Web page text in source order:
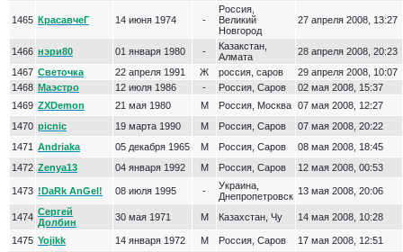
1465 КрасавчеГ 14 июня 1974 -
Россия,
Великий
Новгород
27 апреля 2008, 13:27
1466 нэри80 01 января 1980 -
Казакстан,
Алмата
28 апреля 2008, 20:23
1467 Светочка 22 апреля 1991 Ж россия, саров
29 апреля 2008, 10:07
1468 Маэстро 12 июля 1986 - Россия, Саров
02 мая 2008, 15:37
1469 ZXDemon 21 мая 1980 М Россия, Москва 07 мая 2008, 12:27
1470 picnic 19 марта 1990 М Россия, Саров
07 мая 2008, 20:22
1471 Andriaka 05 декабря 1965 М Россия, Саров
08 мая 2008, 18:45
1472 Zenya13 04 января 1992 М Россия, Саров 12 мая 2008, 00:53
1473 !DaRk AnGel! 08 июля 1995 -
Украина,
Днепропетровск 13 мая 2008, 20:06
1474 Сергей
Долбин
30 мая 1971 М Казахстан, Чу 14 мая 2008, 10:28
1475 Yojikk 14 января 1972 М Россия, Саров
17 мая 2008, 12:51